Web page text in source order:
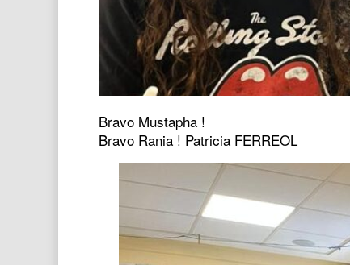
Bravo Mustapha !
Bravo Rania ! Patricia FERREOL